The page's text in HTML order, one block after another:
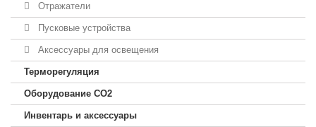
Отражатели
Пусковые устройства
Аксессуары для освещения
Терморегуляция
Оборудование CO2
Инвентарь и аксессуары